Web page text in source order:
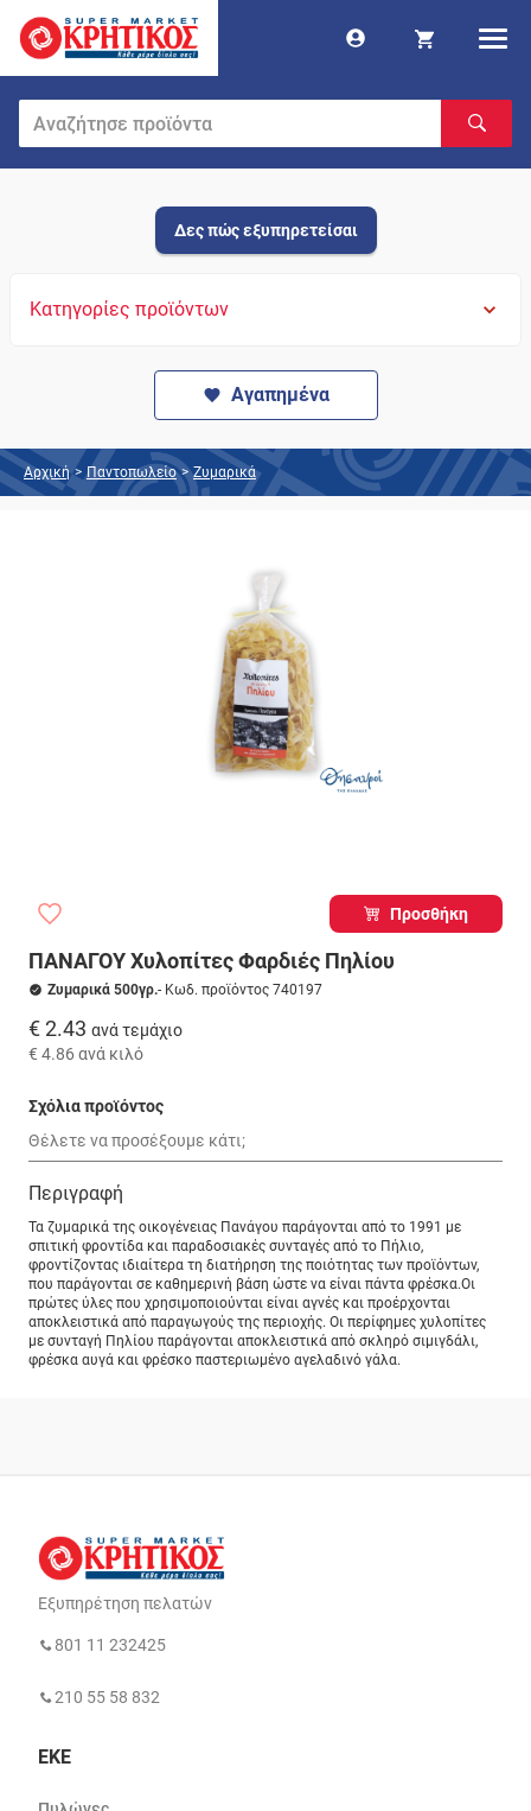
Δες πώς εξυπηρετείσαι
Κατηγορίες προϊόντων
Αγαπημένα
Αρχική > Παντοπωλείο > Ζυμαρικά
Προσθήκη
ΠΑΝΑΓΟΥ Χυλοπίτες Φαρδιές Πηλίου
Ζυμαρικά 500γρ.- Κωδ. προϊόντος 740197
€ 2.43 ανά τεμάχιο
€ 4.86 ανά κιλό
Σχόλια προϊόντος
Περιγραφή
Τα ζυμαρικά της οικογένειας Πανάγου παράγονται από το 1991 με
σπιτική φροντίδα και παραδοσιακές συνταγές από το Πήλιο,
φροντίζοντας ιδιαίτερα τη διατήρηση της ποιότητας των προϊόντων,
που παράγονται σε καθημερινή βάση ώστε να είναι πάντα φρέσκα.Οι
πρώτες ύλες που χρησιμοποιούνται είναι αγνές και προέρχονται
αποκλειστικά από παραγωγούς της περιοχής. Οι περίφημες χυλοπίτες
με συνταγή Πηλίου παράγονται αποκλειστικά από σκληρό σιμιγδάλι,
φρέσκα αυγά και φρέσκο παστεριωμένο αγελαδινό γάλα.
Εξυπηρέτηση πελατών
801 11 232425
210 55 58 832
ΕΚΕ